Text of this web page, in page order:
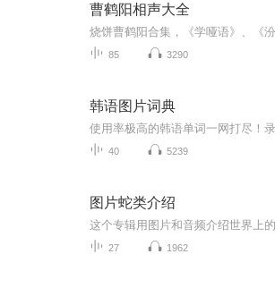
曹鹤阳相声大全
85 3290
韩语图片词典
40 5239
图片蛇类介绍
27 1962